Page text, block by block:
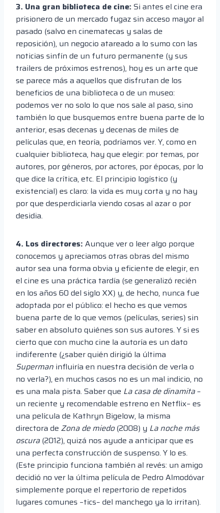
3. Una gran biblioteca de cine: Si antes el cine era
prisionero de un mercado fugaz sin acceso mayor al
pasado (salvo en cinematecas y salas de
reposición), un negocio atareado a lo sumo con las
noticias sinfín de un futuro permanente (y sus
trailers de próximos estrenos), hoy es un arte que
se parece más a aquellos que disfrutan de los
beneficios de una biblioteca o de un museo:
podemos ver no solo lo que nos sale al paso, sino
también lo que busquemos entre buena parte de lo
anterior, esas decenas y decenas de miles de
películas que, en teoría, podríamos ver. Y, como en
cualquier biblioteca, hay que elegir: por temas, por
autores, por géneros, por actores, por épocas, por lo
que dice la crítica, etc. El principio logístico (y
existencial) es claro: la vida es muy corta y no hay
por que desperdiciarla viendo cosas al azar o por
desidia.
4. Los directores: Aunque ver o leer algo porque
conocemos y apreciamos otras obras del mismo
autor sea una forma obvia y eficiente de elegir, en
el cine es una práctica tardía (se generalizó recién
en los años 60 del siglo XX) y, de hecho, nunca fue
adoptada por el público: el hecho es que vemos
buena parte de lo que vemos (películas, series) sin
saber en absoluto quiénes son sus autores. Y si es
cierto que con mucho cine la autoría es un dato
indiferente (¿saber quién dirigió la última
Superman influiría en nuestra decisión de verla o
no verla?), en muchos casos no es un mal indicio, no
es una mala pista. Saber que La casa de dinamita–
un reciente y recomendable estreno en Netflix– es
una película de Kathryn Bigelow, la misma
directora de Zona de miedo(2008) y La noche más
oscura(2012), quizá nos ayude a anticipar que es
una perfecta construcción de suspenso. Y lo es.
(Este principio funciona también al revés: un amigo
decidió no ver la última película de Pedro Almodóvar
simplemente porque el repertorio de repetidos
lugares comunes –tics– del manchego ya lo irritan).